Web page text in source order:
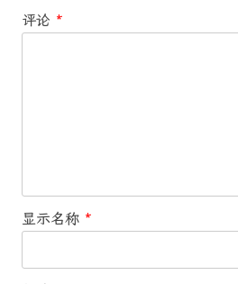
评论 *
显示名称 *